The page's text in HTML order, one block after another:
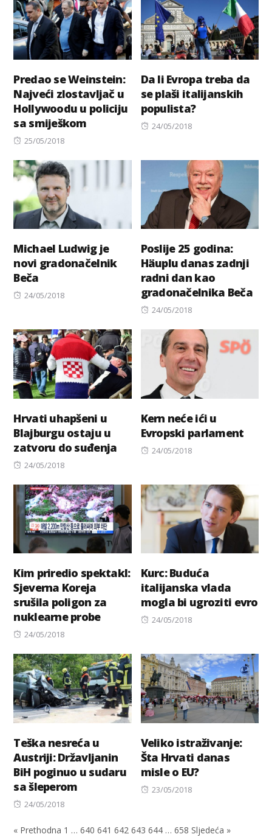
Predao se Weinstein:
Najveći zlostavljač u
Hollywoodu u policiju
sa smiješkom
Posted
25/05/2018
Da li Evropa treba da
se plaši italijanskih
populista?
Posted
24/05/2018
Michael Ludwig je
novi gradonačelnik
Beča
Posted
24/05/2018
Poslije 25 godina:
Häuplu danas zadnji
radni dan kao
gradonačelnika Beča
Posted
24/05/2018
Hrvati uhapšeni u
Blajburgu ostaju u
zatvoru do suđenja
Posted
24/05/2018
Kern neće ići u
Evropski parlament
Posted
24/05/2018
Kim priredio spektakl:
Sjeverna Koreja
srušila poligon za
nuklearne probe
Posted
24/05/2018
Kurc: Buduća
italijanska vlada
mogla bi ugroziti evro
Posted
24/05/2018
Teška nesreća u
Austriji: Državljanin
BiH poginuo u sudaru
sa šleperom
Posted
24/05/2018
Veliko istraživanje:
Šta Hrvati danas
misle o EU?
Posted
23/05/2018
« Prethodna 1 … 640 641 642 643 644 … 658 Sljedeća »